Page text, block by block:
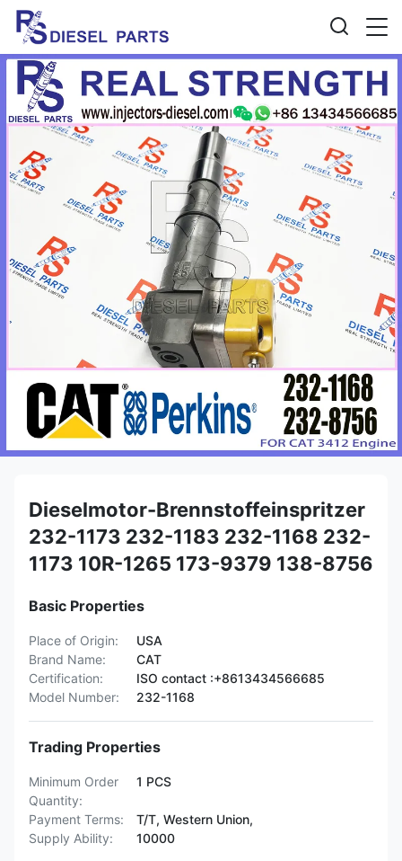
Dieselmotor-Brennstoffeinspritzer
232-1173 232-1183 232-1168 232-
1173 10R-1265 173-9379 138-8756
Basic Properties
Place of Origin:
USA
Brand Name:
CAT
Certification:
ISO contact :+8613434566685
Model Number:
232-1168
Trading Properties
Minimum Order
Quantity:
1 PCS
Payment Terms:
T/T, Western Union,
Supply Ability:
10000